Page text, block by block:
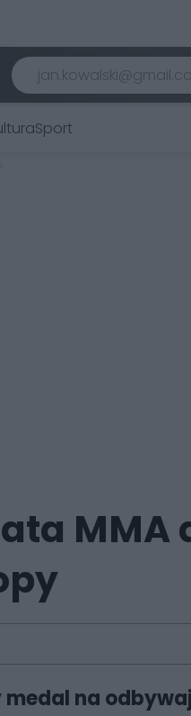
Sport
MMA
na